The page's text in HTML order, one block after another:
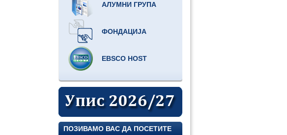
АЛУМНИ ГРУПА
ФОНДАЦИЈА
EBSCO HOST
ПОЗИВАМО ВАС ДА ПОСЕТИТЕ